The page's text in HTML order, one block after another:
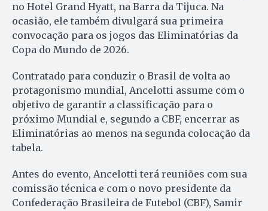
no Hotel Grand Hyatt, na Barra da Tijuca. Na
ocasião, ele também divulgará sua primeira
convocação para os jogos das Eliminatórias da
Copa do Mundo de 2026.
Contratado para conduzir o Brasil de volta ao
protagonismo mundial, Ancelotti assume com o
objetivo de garantir a classificação para o
próximo Mundial e, segundo a CBF, encerrar as
Eliminatórias ao menos na segunda colocação da
tabela.
Antes do evento, Ancelotti terá reuniões com sua
comissão técnica e com o novo presidente da
Confederação Brasileira de Futebol (CBF), Samir